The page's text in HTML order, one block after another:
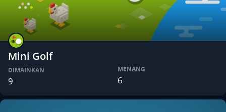
Mini Golf
DIMAINKAN
9
MENANG
6